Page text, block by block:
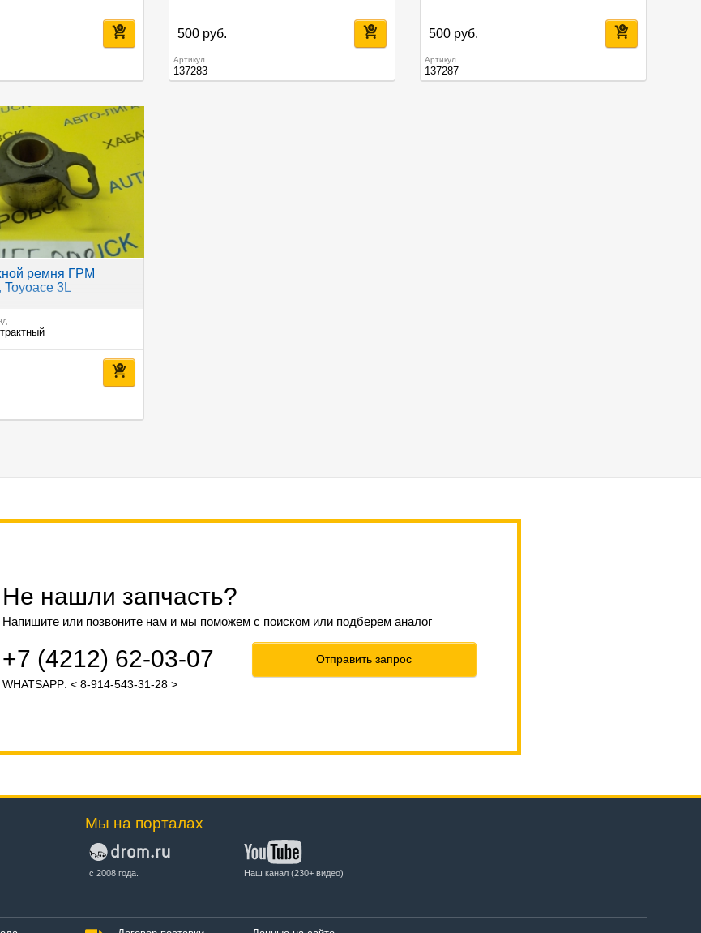
500 руб.
Артикул
137283
500 руб.
Артикул
137287
ремня ГРМ
Toyoace 3L
Не нашли запчасть?
Напишите или позвоните нам и мы поможем с поиском или подберем аналог
+7 (4212) 62-03-07
WHATSAPP: < 8-914-543-31-28 >
Отправить запрос
Мы на порталах
с 2008 года. Наш канал (230+ видео)